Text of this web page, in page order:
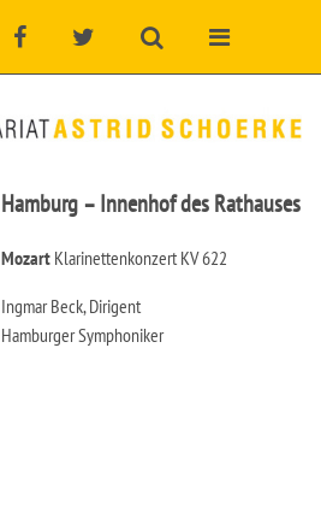
Hamburg – Innenhof des Rathauses
Mozart Klarinettenkonzert KV 622
Ingmar Beck, Dirigent
Hamburger Symphoniker